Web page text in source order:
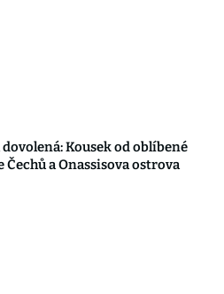
Kousek od oblíbené
Čechů a Onassisova ostrova